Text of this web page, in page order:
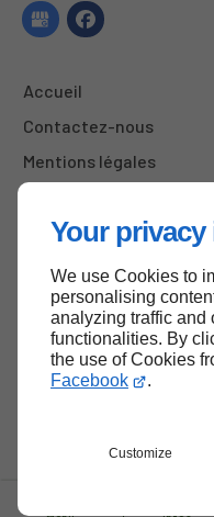
Your
We use Cookies to
personalising
analyzing traffic and
functionalities. By
the use of Cookies
Facebook
.
Customize
Accueil
Contactez-nous
Mentions légales